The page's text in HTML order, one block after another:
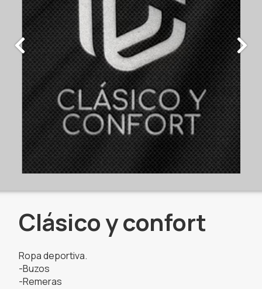
Clásico y confort
Ropa deportiva.
-Buzos
-Remeras